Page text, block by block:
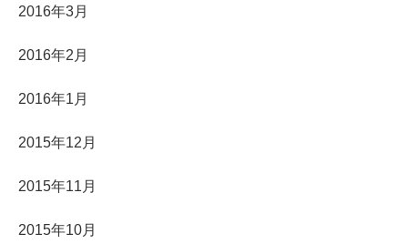
2016年3月
2016年2月
2016年1月
2015年12月
2015年11月
2015年10月